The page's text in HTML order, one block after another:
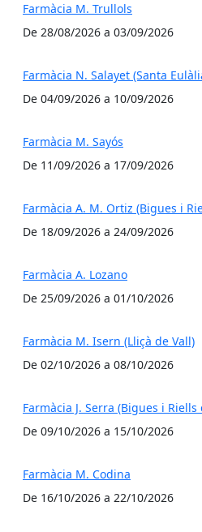
Farmàcia M. Trullols
De 28/08/2026 a 03/09/2026
Farmàcia N. Salayet (Santa
De 04/09/2026 a 10/09/2026
Farmàcia M. Sayós
De 11/09/2026 a 17/09/2026
Farmàcia A. M. Ortiz (Bigues i
De 18/09/2026 a 24/09/2026
Farmàcia A. Lozano
De 25/09/2026 a 01/10/2026
Farmàcia M. Isern (Lliçà de Vall)
De 02/10/2026 a 08/10/2026
Farmàcia J. Serra (Bigues i Riells
De 09/10/2026 a 15/10/2026
Farmàcia M. Codina
De 16/10/2026 a 22/10/2026